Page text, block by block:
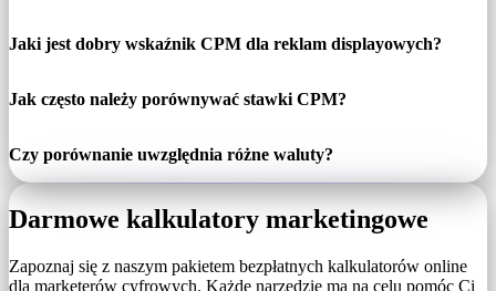
Jaki jest dobry wskaźnik CPM dla reklam displayowych?
Jak często należy porównywać stawki CPM?
Czy porównanie uwzględnia różne waluty?
Darmowe kalkulatory marketingowe
Zapoznaj się z naszym pakietem bezpłatnych kalkulatorów online
dla marketerów cyfrowych. Każde narzędzie ma na celu pomóc Ci